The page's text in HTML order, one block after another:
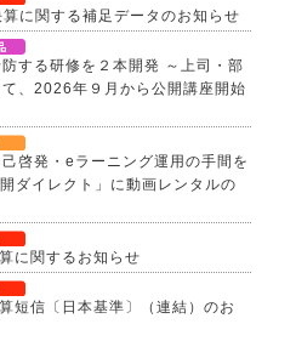
に関する補足データのお知らせ
する研修を２本開発 ～上司・部
、2026年９月から公開講座開始
啓発・eラーニング運用の手間を
ダイレクト」に動画レンタルの
に関するお知らせ
短信〔日本基準〕（連結）のお